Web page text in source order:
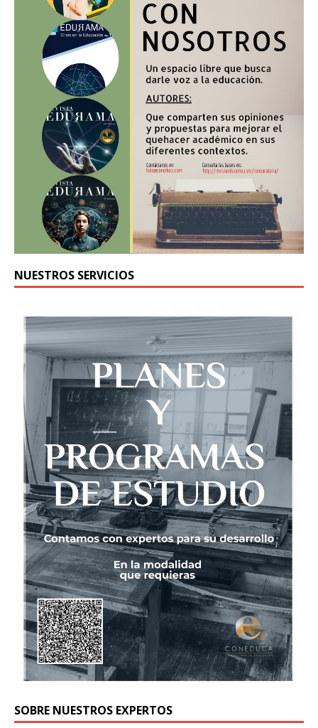
NUESTROS SERVICIOS
SOBRE NUESTROS EXPERTOS